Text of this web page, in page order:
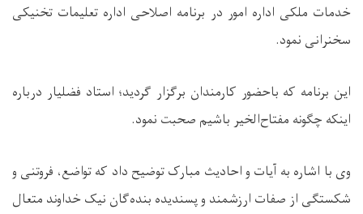
خدمات ملکی اداره امور در برنامه اصلاحی اداره تعلیمات تخنیکی
سخنرانی نمود.
این برنامه که باحضور کارمندان برگزار گردید؛ استاد فضلیار درباره
اینکه چگونه مفتاح‌الخیر باشیم صحبت نمود.
وی با اشاره به آیات و احادیث مبارک توضیح داد که تواضع، فروتنی و
شکستگی از صفات ارزشمند و پسندیده بنده‌گان نیک خداوند متعال